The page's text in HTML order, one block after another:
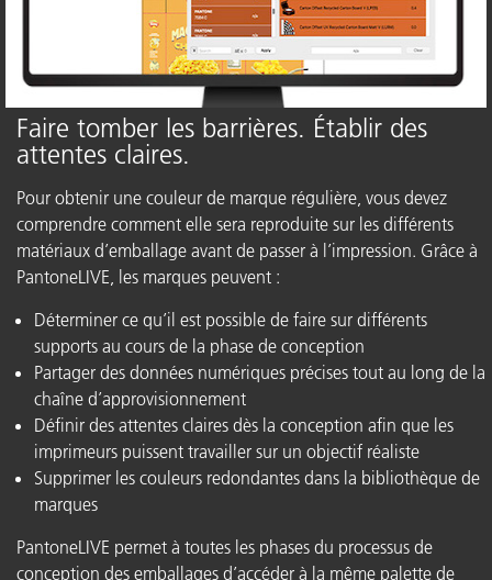
Faire tomber les barrières. Établir des
attentes claires.
Pour obtenir une couleur de marque régulière, vous devez
comprendre comment elle sera reproduite sur les différents
matériaux d’emballage avant de passer à l’impression. Grâce à
PantoneLIVE, les marques peuvent :
Déterminer ce qu’il est possible de faire sur différents
supports au cours de la phase de conception
Partager des données numériques précises tout au long de la
chaîne d’approvisionnement
Définir des attentes claires dès la conception afin que les
imprimeurs puissent travailler sur un objectif réaliste
Supprimer les couleurs redondantes dans la bibliothèque de
marques
PantoneLIVE permet à toutes les phases du processus de
conception des emballages d’accéder à la même palette de